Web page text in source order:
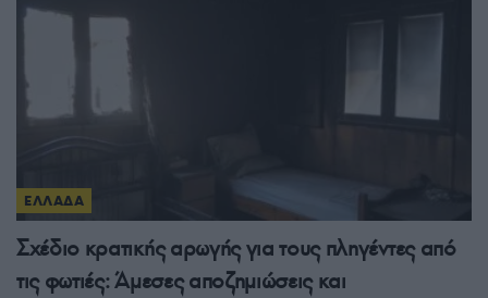
ΕΛΛΑΔΑ
Σχέδιο κρατικής αρωγής για τους πληγέντες από
τις φωτιές: Άμεσες αποζημιώσεις και